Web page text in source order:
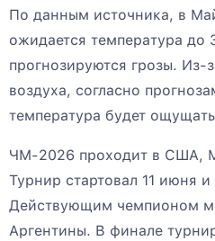
По данным источника, в
ожидается температура до
прогнозируются грозы. Из-
воздуха, согласно
температура будет
ЧМ-2026 проходит в США,
Турнир стартовал 11 июня
Действующим чемпионом
Аргентины. В финале